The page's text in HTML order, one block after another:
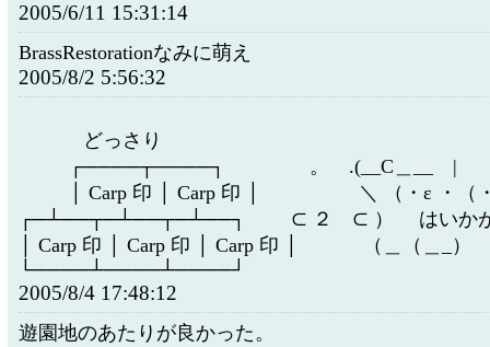
2005/6/11 15:31:14
BrassRestorationなみに萌え
2005/8/2 5:56:32
どっさり ／
┌────┬────┐ 。 .(__C＿__ |
│ Carp 印 │ Carp 印 │ ＼ （・ε ・（・
┌─┴──┬─┴──┬─┴──┐ ⊂ ２ ⊂ ） はいかが
│ Carp 印 │ Carp 印 │ Carp 印 │ （＿（＿_）
└────┴────┴────┘
2005/8/4 17:48:12
遊園地のあたりが良かった。